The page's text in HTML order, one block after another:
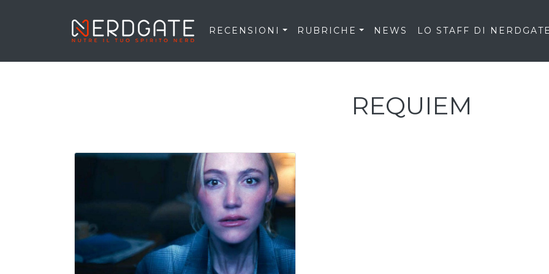
RECENSIONI RUBRICHE NEWS LO STAFF DI
REQUIEM